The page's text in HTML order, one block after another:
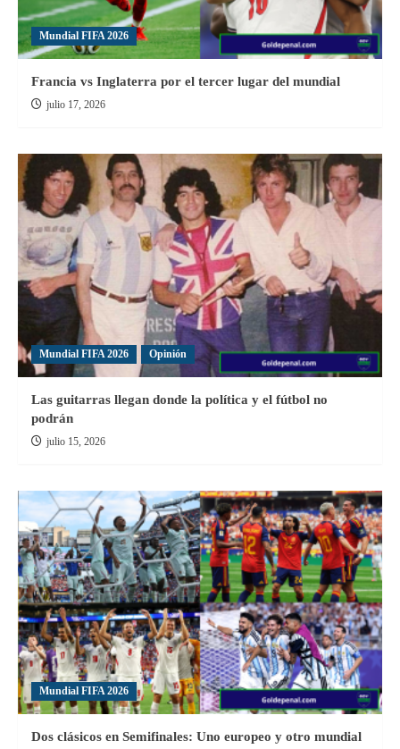
Mundial FIFA 2026
Francia vs Inglaterra por el tercer lugar del mundial
julio 17, 2026
Mundial FIFA 2026 Opinión
Las guitarras llegan donde la política y el fútbol no
podrán
julio 15, 2026
Mundial FIFA 2026
Dos clásicos en Semifinales: Uno europeo y otro mundial